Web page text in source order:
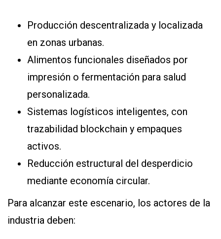
Producción descentralizada y localizada
en zonas urbanas.
Alimentos funcionales diseñados por
impresión o fermentación para salud
personalizada.
Sistemas logísticos inteligentes, con
trazabilidad blockchain y empaques
activos.
Reducción estructural del desperdicio
mediante economía circular.
Para alcanzar este escenario, los actores de la
industria deben: